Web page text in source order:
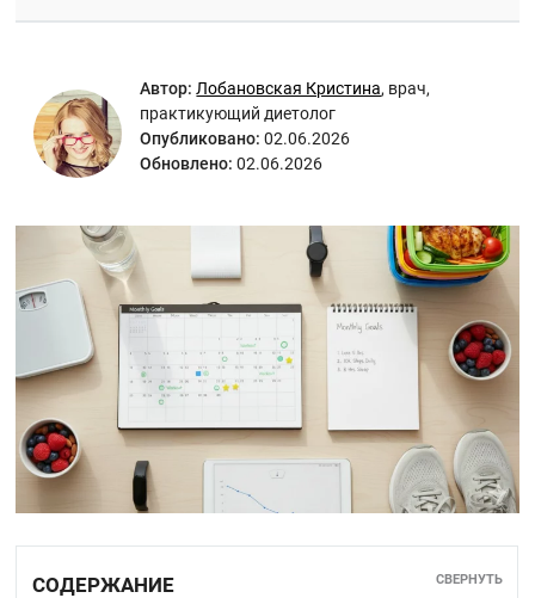
Автор: Лобановская Кристина, врач,
практикующий диетолог
Опубликовано: 02.06.2026
Обновлено: 02.06.2026
СОДЕРЖАНИЕ СВЕРНУТЬ